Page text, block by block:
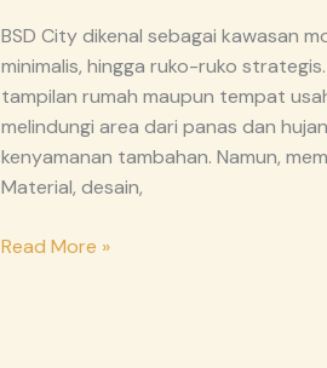
BSD City dikenal sebagai kawasan
minimalis, hingga ruko-ruko
tampilan rumah maupun tempat
melindungi area dari panas dan
kenyamanan tambahan. Namun,
Material, desain,
Read More »